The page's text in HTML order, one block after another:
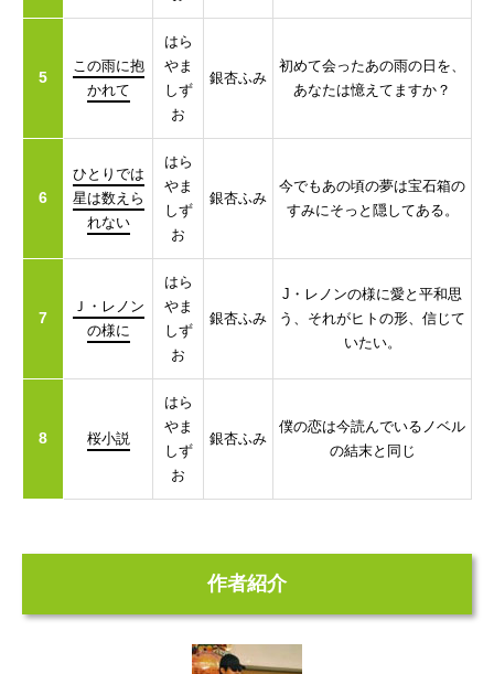
5
この雨に抱
かれて
はら
やま
しず
お
銀杏ふみ
初めて会ったあの雨の日を、
あなたは憶えてますか？
6
ひとりでは
星は数えら
れない
はら
やま
しず
お
銀杏ふみ
今でもあの頃の夢は宝石箱の
すみにそっと隠してある。
7
Ｊ・レノン
の様に
はら
やま
しず
お
銀杏ふみ
J・レノンの様に愛と平和思
う、それがヒトの形、信じて
いたい。
8 桜小説
はら
やま
しず
お
銀杏ふみ
僕の恋は今読んでいるノベル
の結末と同じ
作者紹介